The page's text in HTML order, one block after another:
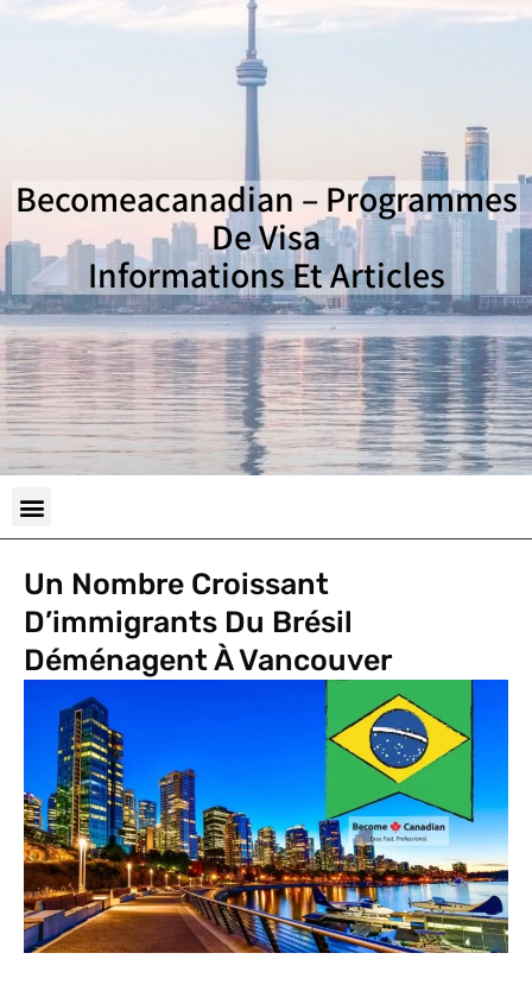
Becomeacanadian – Programmes
De Visa
Informations Et Articles
Un Nombre Croissant
D’immigrants Du Brésil
Déménagent À Vancouver